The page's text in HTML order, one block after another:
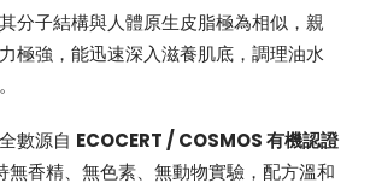
其分子結構與人體原生皮脂極為相似，親
極強，能迅速深入滋養肌底，調理油水
數源自 ECOCERT / COSMOS 有機認證
無香精、無色素、無動物實驗，配方溫和